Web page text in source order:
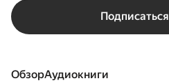
Подписаться
Обзор аудиокниги